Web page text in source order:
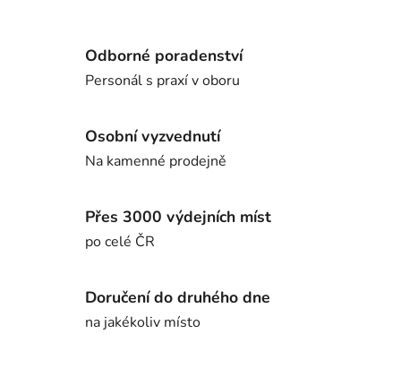
Odborné poradenství
Personál s praxí v oboru
Osobní vyzvednutí
Na kamenné prodejně
Přes 3000 výdejních míst
po celé ČR
Doručení do druhého dne
na jakékoliv místo